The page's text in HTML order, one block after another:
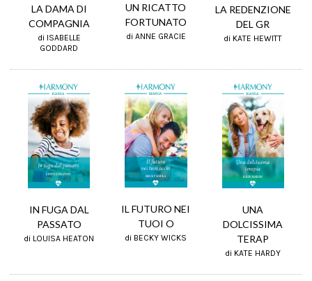
LA DAMA DI
COMPAGNIA
di ISABELLE
GODDARD
UN RICATTO
FORTUNATO
di ANNE GRACIE
LA REDENZIONE
DEL GR
di KATE HEWITT
IN FUGA DAL
PASSATO
di LOUISA HEATON
IL FUTURO NEI
TUOI O
di BECKY WICKS
UNA
DOLCISSIMA
TERAP
di KATE HARDY